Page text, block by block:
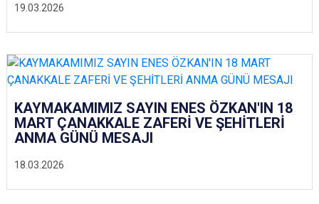
19.03.2026
18.03.2026
KAYMAKAMIMIZ SAYIN ENES ÖZKAN'IN 18
MART ÇANAKKALE ZAFERİ VE ŞEHİTLERİ
ANMA GÜNÜ MESAJI